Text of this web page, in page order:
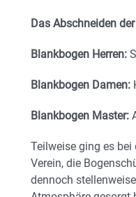
Das Abschneiden
Blankbogen Herren:
Blankbogen Damen:
Blankbogen Master:
Teilweise ging es
Verein, die
dennoch